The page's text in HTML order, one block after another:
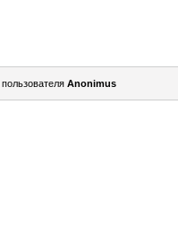
пользователя Anоnimus